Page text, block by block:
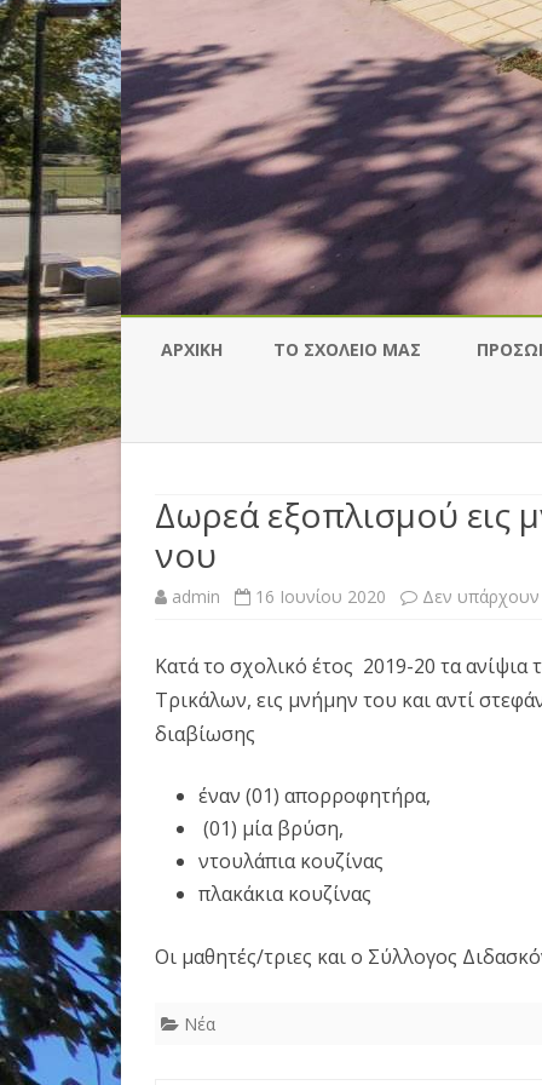
ΑΡΧΙΚΉ ΤΟ ΣΧΟΛΕΊΟ ΜΑΣ
Δωρεά εξοπλισμού
νου
admin 16 Ιουνίου 2020 Δεν υπάρχουν
Κατά το σχολικό έτος 2019-20 τα
Τρικάλων, εις μνήμην του και αντί
διαβίωσης
έναν (01) απορροφητήρα,
(01) μία βρύση,
ντουλάπια κουζίνας
πλακάκια κουζίνας
Οι μαθητές/τριες και ο Σύλλογος
Νέα